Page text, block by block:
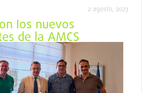
2 agosto, 2023
los nuevos
de la AMCS